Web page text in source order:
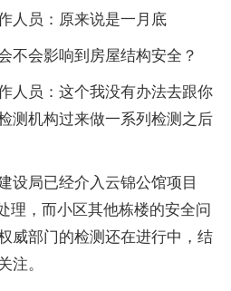
人员：原来说是一月底
不会影响到房屋结构安全？
人员：这个我没有办法去跟你
测机构过来做一系列检测之后
设局已经介入云锦公馆项目
理，而小区其他栋楼的安全问
威部门的检测还在进行中，结
注。